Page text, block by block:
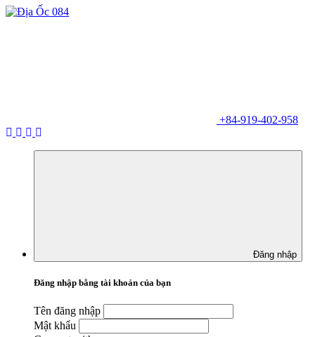
+84-919-402-958
Đăng nhập
Đăng nhập bằng tài khoản của bạn
Tên đăng nhập
Mật khẩu